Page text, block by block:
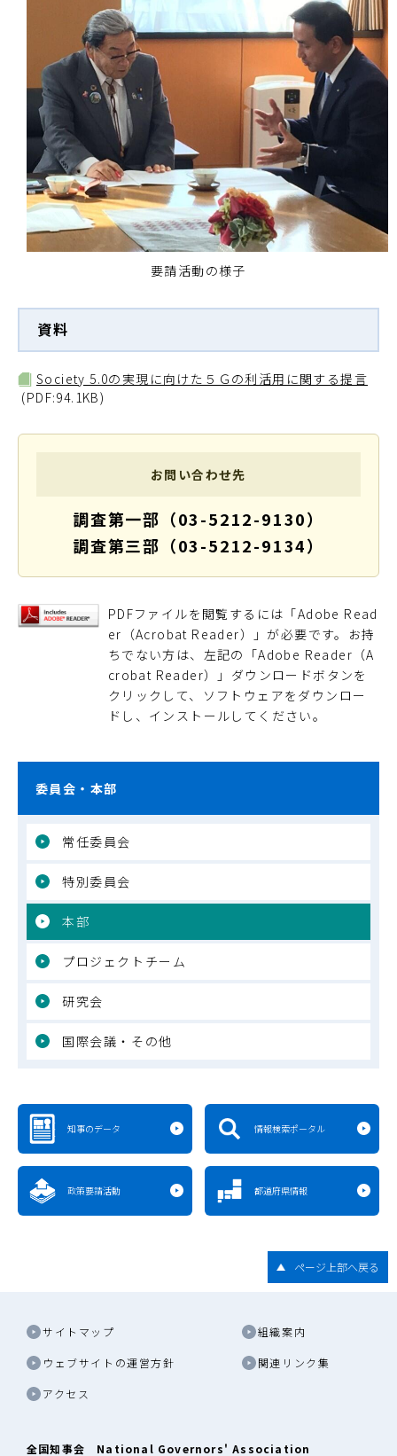
要請活動の様子
資料
Society 5.0の実現に向けた５Ｇの利活用に関する提言
(PDF:94.1KB)
お問い合わせ先
調査第一部（03-5212-9130）
調査第三部（03-5212-9134）
PDFファイルを閲覧するには「Adobe Read
er（Acrobat Reader）」が必要です。お持
ちでない方は、左記の「Adobe Reader（A
crobat Reader）」ダウンロードボタンを
クリックして、ソフトウェアをダウンロー
ドし、インストールしてください。
委員会・本部
常任委員会
特別委員会
本部
プロジェクトチーム
研究会
国際会議・その他
知事のデータ 情報検索ポータル
政策要請活動 都道府県情報
ページ上部へ戻る
サイトマップ 組織案内
ウェブサイトの運営方針 関連リンク集
アクセス
全国知事会 National Governors' Association